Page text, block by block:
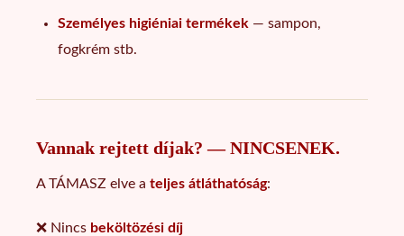
Személyes higiéniai termékek — sampon,
fogkrém stb.
Vannak rejtett díjak? — NINCSENEK.
A TÁMASZ elve a teljes átláthatóság:
❌ Nincs beköltözési díj